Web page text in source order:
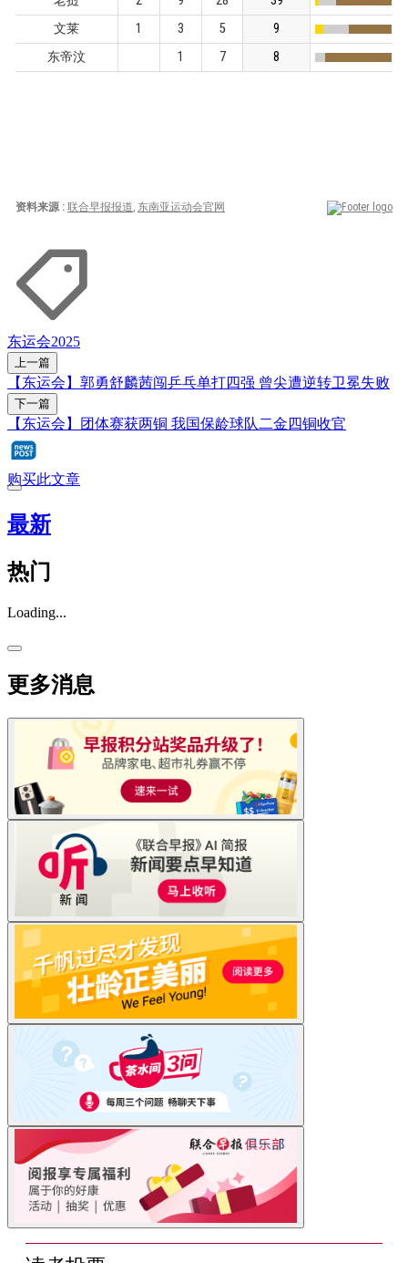
东运会2025
上一篇
【东运会】郭勇舒麟茜闯乒乓单打四强 曾尖遭逆转卫冕失败
下一篇
【东运会】团体赛获两铜 我国保龄球队二金四铜收官
购买此文章
最新
热门
Loading...
更多消息